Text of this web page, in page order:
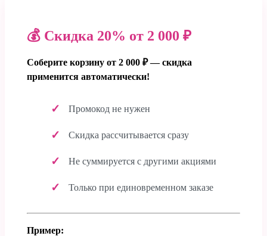
💰 Скидка 20% от 2 000 ₽
Соберите корзину от 2 000 ₽ — скидка
применится автоматически!
Промокод не нужен
Скидка рассчитывается сразу
Не суммируется с другими акциями
Только при единовременном заказе
Пример: